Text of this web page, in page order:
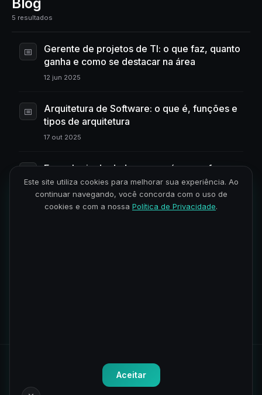
5 resultados
Gerente de projetos de TI: o que faz, quanto
ganha e como se destacar na área
12 jun 2025
Arquitetura de Software: o que é, funções e
tipos de arquitetura
17 out 2025
Engenharia de dados: o que é, o que faz e
como iniciar na área
07 jul 2025
Todos os direitos reservados. Política de Privacidade
de Uso
Este site utiliza cookies para melhorar sua experiência. Ao
continuar navegando, você concorda com o uso de
cookies e com a nossa Política de Privacidade.
Aceitar